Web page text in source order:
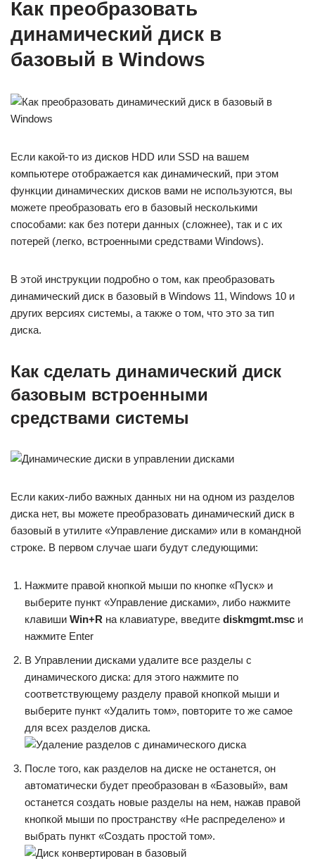
Как преобразовать
динамический диск в
базовый в Windows
Если какой-то из дисков HDD или SSD на вашем
компьютере отображается как динамический, при этом
функции динамических дисков вами не используются, вы
можете преобразовать его в базовый несколькими
способами: как без потери данных (сложнее), так и с их
потерей (легко, встроенными средствами Windows).
В этой инструкции подробно о том, как преобразовать
динамический диск в базовый в Windows 11, Windows 10 и
других версиях системы, а также о том, что это за тип
диска.
Как сделать динамический диск
базовым встроенными
средствами системы
Если каких-либо важных данных ни на одном из разделов
диска нет, вы можете преобразовать динамический диск в
базовый в утилите «Управление дисками» или в командной
строке. В первом случае шаги будут следующими:
Нажмите правой кнопкой мыши по кнопке «Пуск» и
выберите пункт «Управление дисками», либо нажмите
клавиши Win+R на клавиатуре, введите diskmgmt.msc и
нажмите Enter
В Управлении дисками удалите все разделы с
динамического диска: для этого нажмите по
соответствующему разделу правой кнопкой мыши и
выберите пункт «Удалить том», повторите то же самое
для всех разделов диска.
После того, как разделов на диске не останется, он
автоматически будет преобразован в «Базовый», вам
останется создать новые разделы на нем, нажав правой
кнопкой мыши по пространству «Не распределено» и
выбрать пункт «Создать простой том».